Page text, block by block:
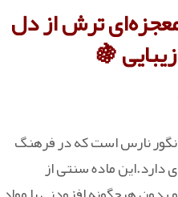
ترش از دل
🍇
نارس است که در فرهنگ
دارد.این ماده سنتی از